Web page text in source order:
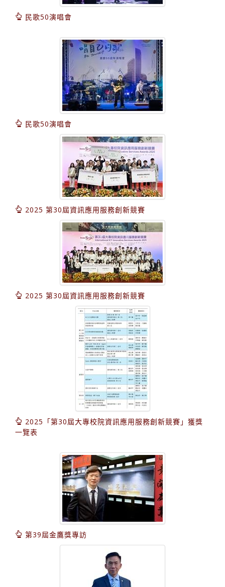
民歌50演唱會
民歌50演唱會
2025 第30屆資訊應用服務創新競賽
2025 第30屆資訊應用服務創新競賽
2025「第30屆大專校院資訊應用服務創新競賽」獲獎
一覽表
第39屆金鷹獎專訪